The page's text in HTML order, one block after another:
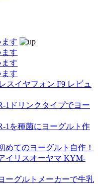
す
す
す
す
スイヤフォン F9 レビュ
1ドリンクタイプでヨー
1を種菌にヨーグルト作
めてのヨーグルト自作！
イリスオーヤマ KYM-
ーグルトメーカーで牛乳